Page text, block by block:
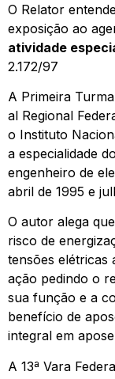
O Relator
exposição ao
atividade
2.172/97
A Primeira
al Regional
o Instituto
a especialidade
engenheiro de
abril de 1995 e
O autor alega
risco de
tensões elétricas
ação pedindo o
sua função e a
benefício de
integral em
A 13ª Vara